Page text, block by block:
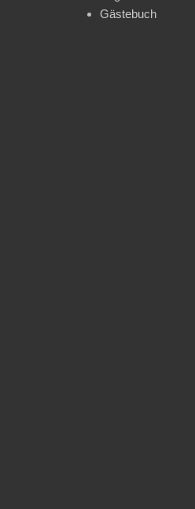
Gästebuch